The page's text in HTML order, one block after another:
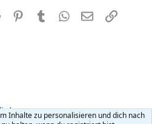
Reddit PinterestTumblr WhatsApp
E-MailLink
Inhalte zu personalisieren und dich nach